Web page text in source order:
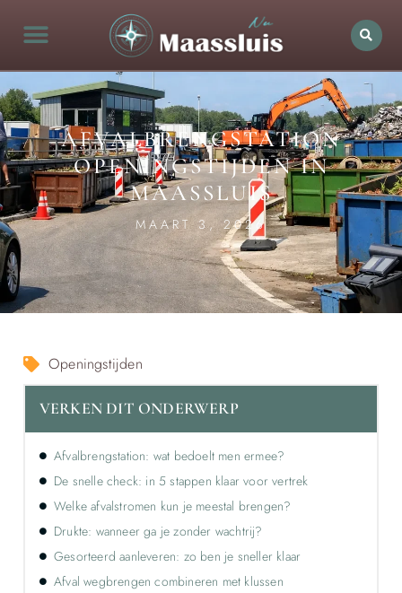
AFVALBRENGSTATION
OPENINGSTIJDEN IN
MAASSLUIS
MAART 3, 2026
Openingstijden
VERKEN DIT ONDERWERP
Afvalbrengstation: wat bedoelt men ermee?
De snelle check: in 5 stappen klaar voor vertrek
Welke afvalstromen kun je meestal brengen?
Drukte: wanneer ga je zonder wachtrij?
Gesorteerd aanleveren: zo ben je sneller klaar
Afval wegbrengen combineren met klussen